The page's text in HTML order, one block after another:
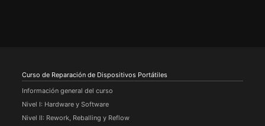
Curso de Reparación de Dispositivos Portátiles
Información general del curso
Nivel I: Hardware y Software
Nivel II: Rework, Reballing y Reflow